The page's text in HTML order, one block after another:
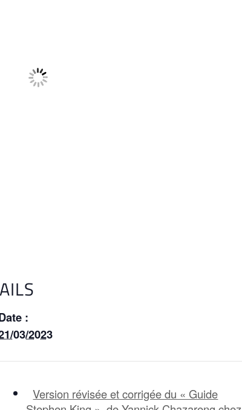
:
03/2023
Version révisée et corrigée du « Guide